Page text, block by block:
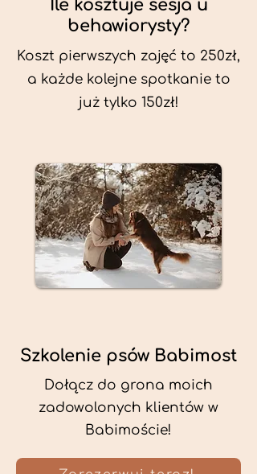
Ile kosztuje sesja u
behawiorysty?
Koszt pierwszych zajęć to 250zł,
a każde kolejne spotkanie to
już tylko 150zł!
Szkolenie psów Babimost
Dołącz do grona moich
zadowolonych klientów w
Babimoście!